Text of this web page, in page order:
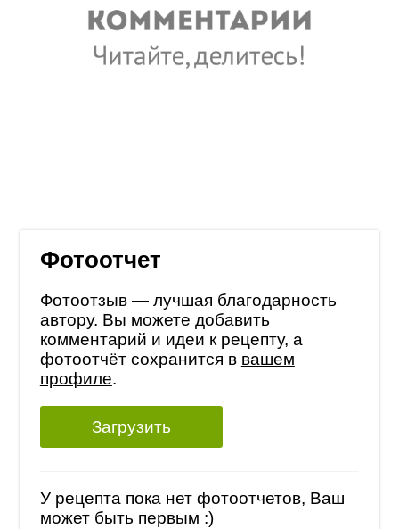
Фотоотчет
Фотоотзыв — лучшая благодарность
автору. Вы можете добавить
комментарий и идеи к рецепту, а
фотоотчёт сохранится в вашем
профиле.
Загрузить
У рецепта пока нет фотоотчетов, Ваш
может быть первым :)